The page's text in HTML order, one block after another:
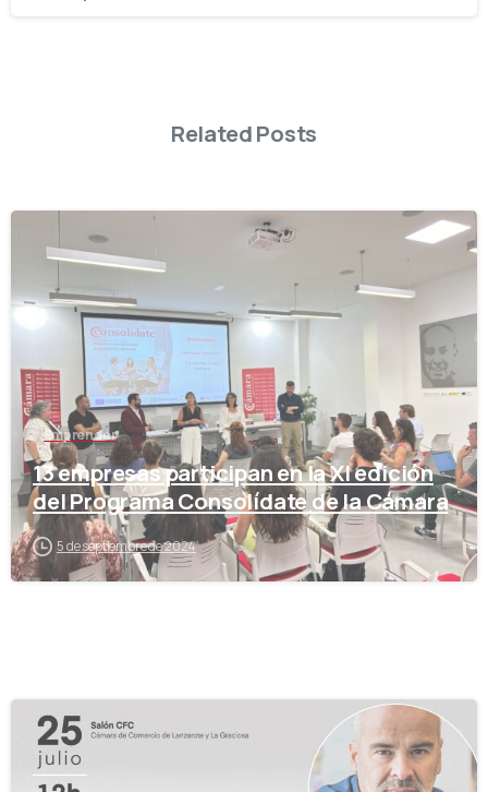
Related Posts
Emprender
13 empresas participan en la XI edición
del Programa Consolídate de la Cámara
5 de septiembre de 2024
-